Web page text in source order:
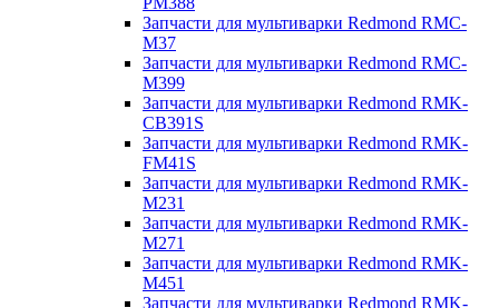
Запчасти для мультиварки Redmond RMC-
M37
Запчасти для мультиварки Redmond RMC-
M399
Запчасти для мультиварки Redmond RMK-
CB391S
Запчасти для мультиварки Redmond RMK-
FM41S
Запчасти для мультиварки Redmond RMK-
M231
Запчасти для мультиварки Redmond RMK-
M271
Запчасти для мультиварки Redmond RMK-
M451
Запчасти для мультиварки Redmond RMK-